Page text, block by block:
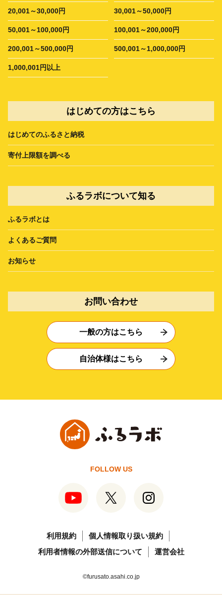
20,001～30,000円 30,001～50,000円
50,001～100,000円 100,001～200,000円
200,001～500,000円 500,001～1,000,000円
1,000,001円以上
はじめての方はこちら
はじめてのふるさと納税
寄付上限額を調べる
ふるラボについて知る
ふるラボとは
よくあるご質問
お知らせ
お問い合わせ
一般の方はこちら
自治体様はこちら
FOLLOW US
利用規約
個人情報取り扱い規約
利用者情報の外部送信について
運営会社
©furusato.asahi.co.jp